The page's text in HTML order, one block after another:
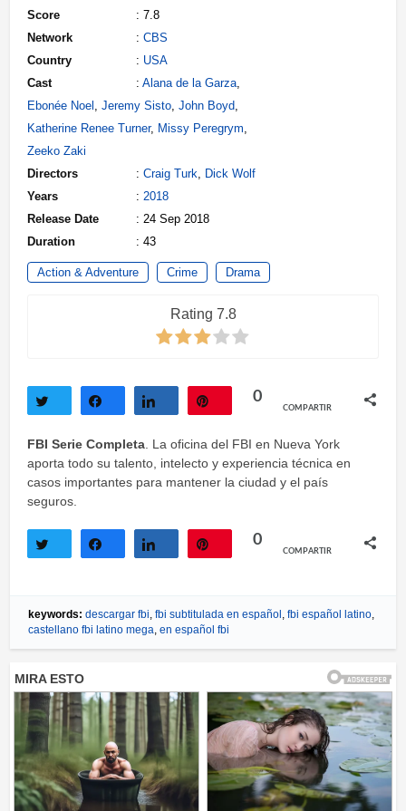
Score
: 7.8
Network
: CBS
Country
: USA
Cast
: Alana de la Garza,
Ebonée Noel , Jeremy Sisto, John Boyd,
Katherine Renee Turner, Missy Peregrym,
Zeeko Zaki
Directors
: Craig Turk, Dick Wolf
Years
: 2018
Release Date
: 24 Sep 2018
Duration
: 43
Action & Adventure Crime Drama
Rating 7.8
0
COMPARTIR
FBI Serie Completa . La oficina del FBI en Nueva York
aporta todo su talento, intelecto y experiencia técnica en
casos importantes para mantener la ciudad y el país
seguros.
0
COMPARTIR
keywords: descargar fbi, fbi subtitulada en español , fbi español latino,
castellano fbi latino mega, en español fbi